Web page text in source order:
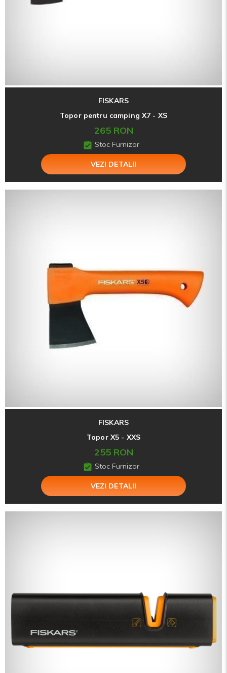
FISKARS
Topor pentru camping X7 - XS
265 RON
Stoc Furnizor
VEZI DETALII
FISKARS
Topor X5 - XXS
255 RON
Stoc Furnizor
VEZI DETALII